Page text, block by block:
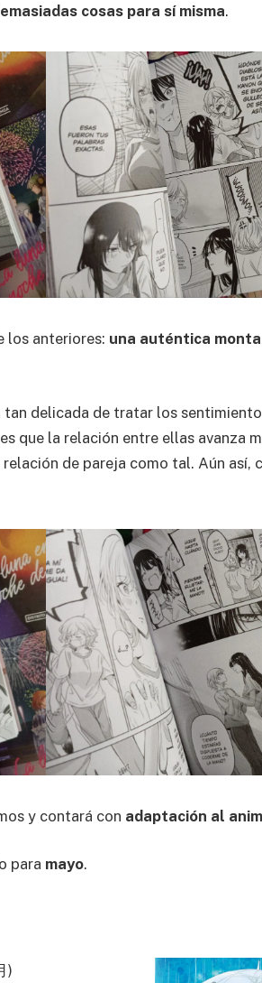
cosas para sí misma.
los anteriores: una auténtica
tan delicada de tratar los
que la relación entre ellas avanza
de pareja como tal. Aún así,
y contará con adaptación al
para mayo.
)